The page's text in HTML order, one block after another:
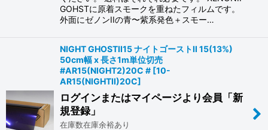
GOHSTに原着スモークを重ねたフィルムです。
外面にゼノンIIの青〜紫系発色＋スモー…
NIGHT GHOSTII15 ナイトゴーストII 15(13%)
50cm幅 x 長さ1m単位切売
#AR15(NIGHT2)20C # [10-
AR15(NIGHTII)20C]
ログインまたはマイページより会員「新
規登録」
在庫数在庫余裕あり